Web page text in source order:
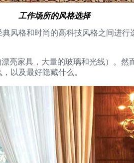
工作场所的风格选择
风格和时尚的高科技风格之间进
亮家具，大量的玻璃和光线）。
以及最好隐藏什么。